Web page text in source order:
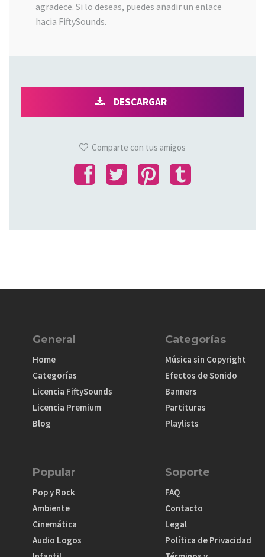
agradece. Si lo deseas, puedes añadir un enlace
hacia FiftySounds.
DESCARGAR
Comparte con tus amigos
General
Home
Categorías
Licencia FiftySounds
Licencia Premium
Blog
Categorías
Música sin Copyright
Efectos de Sonido
Banners
Partituras
Playlists
Popular
Pop y Rock
Ambiente
Cinemática
Audio Logos
Soporte
FAQ
Contacto
Legal
Política de Privacidad